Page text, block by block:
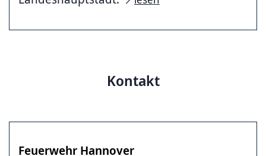
Kontakt
Feuerwehr Hannover